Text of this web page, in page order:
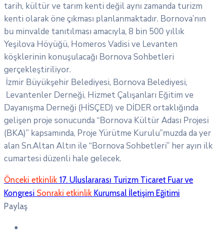
tarih, kültür ve tarım kenti değil aynı zamanda turizm
kenti olarak öne çıkması planlanmaktadır. Bornova’nın
bu minvalde tanıtılması amacıyla, 8 bin 500 yıllık
Yeşilova Höyüğü, Homeros Vadisi ve Levanten
köşklerinin konuşulacağı Bornova Sohbetleri
gerçekleştiriliyor.
İzmir Büyükşehir Belediyesi, Bornova Belediyesi,
Levantenler Derneği, Hizmet Çalışanları Eğitim ve
Dayanışma Derneği (HİSÇED) ve DİDER ortaklığında
gelişen proje sonucunda “Bornova Kültür Adası Projesi
(BKA)” kapsamında, Proje Yürütme Kurulu”muzda da yer
alan Sn.Altan Altın ile “Bornova Sohbetleri” her ayın ilk
cumartesi düzenli hale gelecek.
Önceki etkinlik 17. Uluslararası Turizm Ticaret Fuar ve
Kongresi Sonraki etkinlik Kurumsal İletişim Eğitimi
Paylaş